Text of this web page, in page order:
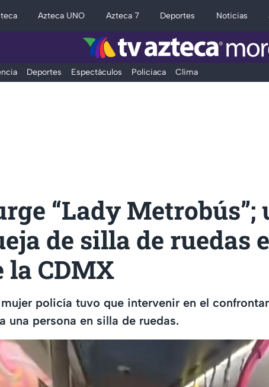
Azteca UNO Azteca 7 Deportes Noticias
Deportes Espectáculos Policiaca Clima
“Lady Metrobús”;
de silla de ruedas
la CDMX
mujer policía tuvo que intervenir en el
una persona en silla de ruedas.